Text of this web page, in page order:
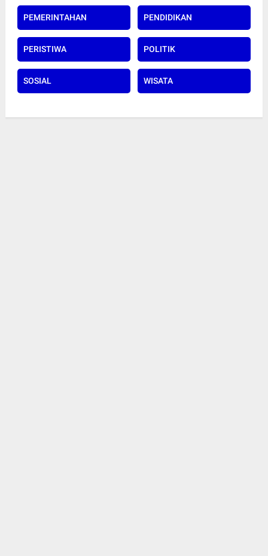
PEMERINTAHAN PENDIDIKAN
PERISTIWA POLITIK
SOSIAL WISATA